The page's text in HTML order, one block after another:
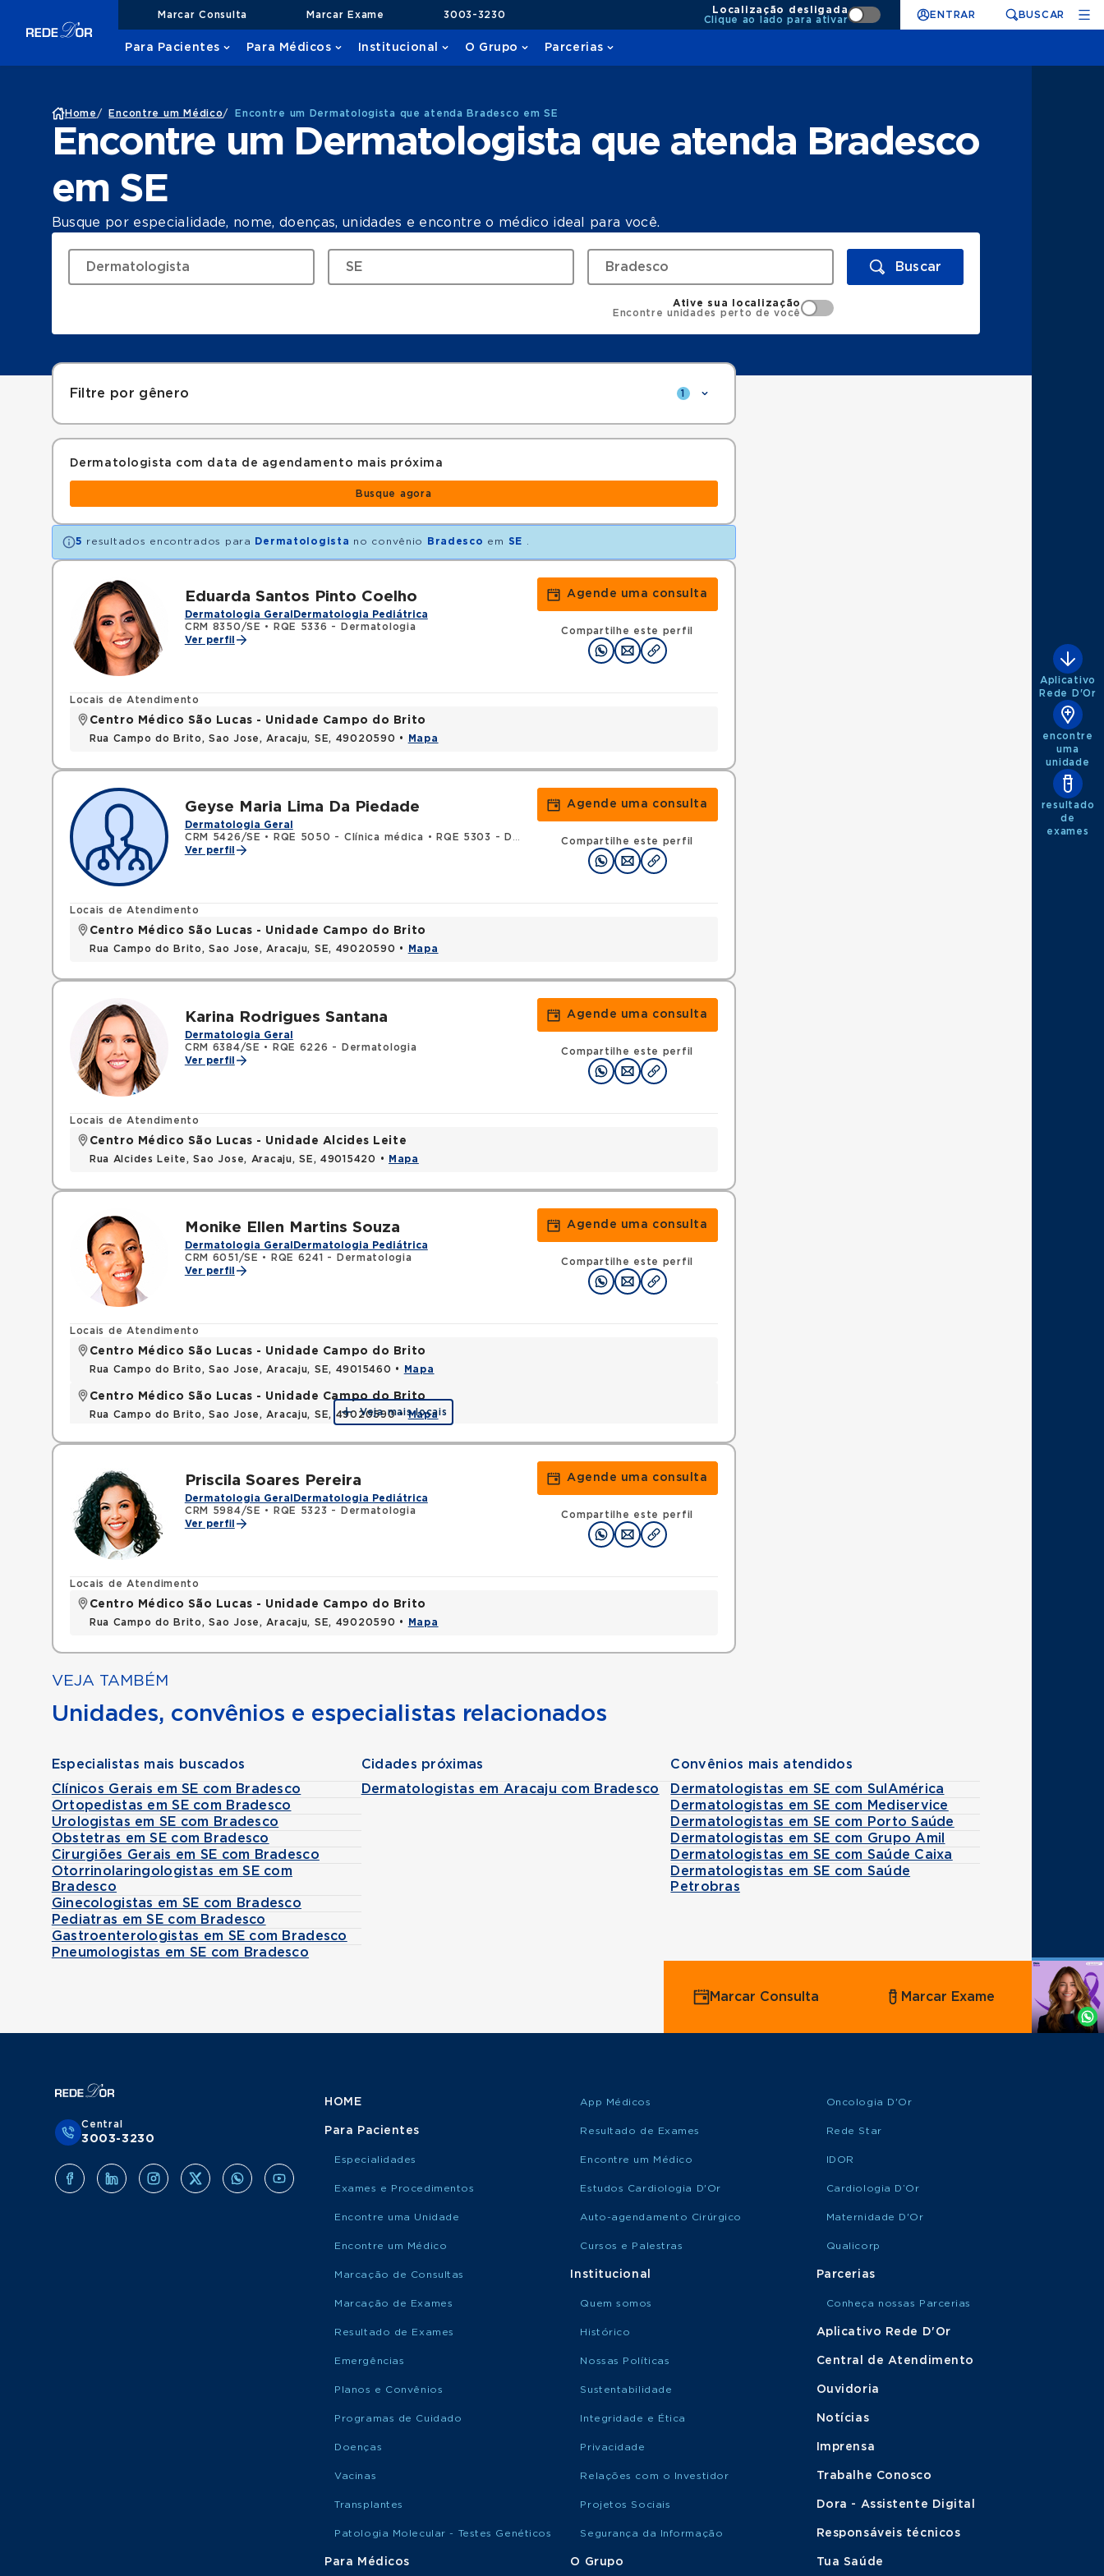
Marcar Consulta Marcar Exame 3003-3230
Localização desligada
Clique ao lado para ativar
ENTRAR BUSCAR
Para Pacientes Para Médicos Institucional O Grupo Parcerias
Home / Encontre um Médico/ Encontre um Dermatologista que atenda Bradesco em SE
Encontre um Dermatologista que atenda Bradesco
em SE
Busque por especialidade, nome, doenças, unidades e encontre o médico ideal para você.
Buscar
Ative sua localização
Encontre unidades perto de você
Filtre por gênero 1
Dermatologista com data de agendamento mais próxima
Busque agora
5 resultados encontrados para Dermatologista no convênio Bradesco em SE
Eduarda Santos Pinto Coelho
Dermatologia Geral Dermatologia Pediátrica
CRM 8350/SE •
RQE 5336 - Dermatologia
Ver perfil
Agende uma consulta
Compartilhe este perfil
Locais de Atendimento
Centro Médico São Lucas - Unidade Campo do Brito
Rua Campo do Brito, Sao Jose, Aracaju, SE, 49020590 • Mapa
Geyse Maria Lima Da Piedade
Dermatologia Geral
CRM 5426/SE • RQE 5050 - Clínica médica •
RQE 5303 - Dermatologia
Ver perfil
Agende uma consulta
Compartilhe este perfil
Locais de Atendimento
Centro Médico São Lucas - Unidade Campo do Brito
Rua Campo do Brito, Sao Jose, Aracaju, SE, 49020590 • Mapa
Karina Rodrigues Santana
Dermatologia Geral
CRM 6384/SE •
RQE 6226 - Dermatologia
Ver perfil
Agende uma consulta
Compartilhe este perfil
Locais de Atendimento
Centro Médico São Lucas - Unidade Alcides Leite
Rua Alcides Leite, Sao Jose, Aracaju, SE, 49015420 • Mapa
Monike Ellen Martins Souza
Dermatologia Geral Dermatologia Pediátrica
CRM 6051/SE •
RQE 6241 - Dermatologia
Ver perfil
Agende uma consulta
Compartilhe este perfil
Locais de Atendimento
Centro Médico São Lucas - Unidade Campo do Brito
Rua Campo do Brito, Sao Jose, Aracaju, SE, 49015460 • Mapa
Centro Médico São Lucas - Unidade Campo do Brito
Rua Campo do Brito, Sao Jose, Aracaju, SE, 49020590 •Mapa
Veja mais locais
Priscila Soares Pereira
Dermatologia Geral Dermatologia Pediátrica
CRM 5984/SE •
RQE 5323 - Dermatologia
Ver perfil
Agende uma consulta
Compartilhe este perfil
Locais de Atendimento
Centro Médico São Lucas - Unidade Campo do Brito
Rua Campo do Brito, Sao Jose, Aracaju, SE, 49020590 • Mapa
VEJA TAMBÉM
Unidades, convênios e especialistas relacionados
Especialistas mais buscados
Clínicos Gerais em SE com Bradesco
Ortopedistas em SE com Bradesco
Urologistas em SE com Bradesco
Obstetras em SE com Bradesco
Cirurgiões Gerais em SE com Bradesco
Otorrinolaringologistas em SE com
Bradesco
Ginecologistas em SE com Bradesco
Pediatras em SE com Bradesco
Gastroenterologistas em SE com Bradesco
Pneumologistas em SE com Bradesco
Cidades próximas
Dermatologistas em Aracaju com Bradesco
Convênios mais atendidos
Dermatologistas em SE com SulAmérica
Dermatologistas em SE com Mediservice
Dermatologistas em SE com Porto Saúde
Dermatologistas em SE com Grupo Amil
Dermatologistas em SE com Saúde Caixa
Dermatologistas em SE com Saúde
Petrobras
Aplicativo
Rede D'Or
encontre
uma
unidade
resultado
de
exames
Agende
Whatsapp
Marcar Consulta Marcar Exame
Central
3003-3230
HOME
Para Pacientes
Especialidades
Exames e Procedimentos
Encontre uma Unidade
Encontre um Médico
Marcação de Consultas
Marcação de Exames
Resultado de Exames
Emergências
Planos e Convênios
Programas de Cuidado
Doenças
Vacinas
Transplantes
Patologia Molecular - Testes Genéticos
Para Médicos
App Médicos
Resultado de Exames
Encontre um Médico
Estudos Cardiologia D'Or
Auto-agendamento Cirúrgico
Cursos e Palestras
Institucional
Quem somos
Histórico
Nossas Políticas
Sustentabilidade
Integridade e Ética
Privacidade
Relações com o Investidor
Projetos Sociais
Segurança da Informação
O Grupo
Oncologia D'Or
Rede Star
IDOR
Cardiologia D’Or
Maternidade D'Or
Qualicorp
Parcerias
Conheça nossas Parcerias
Aplicativo Rede D'Or
Central de Atendimento
Ouvidoria
Notícias
Imprensa
Trabalhe Conosco
Dora - Assistente Digital
Responsáveis técnicos
Tua Saúde